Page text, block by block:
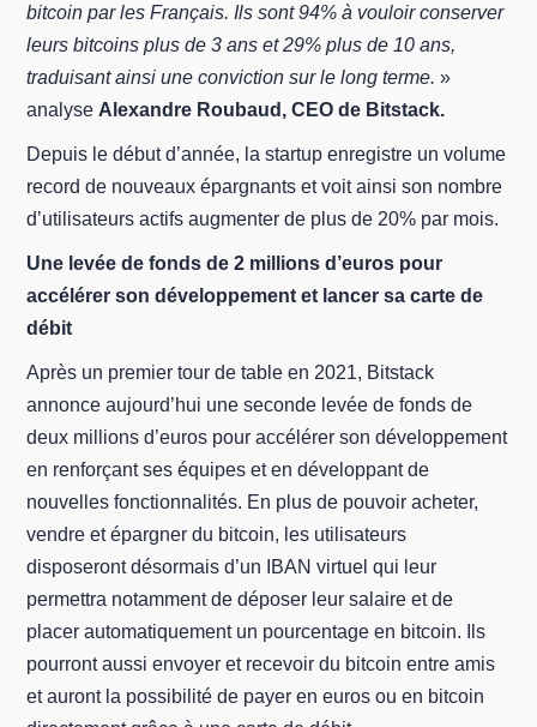
bitcoin par les Français. Ils sont 94% à vouloir conserver
leurs bitcoins plus de 3 ans et 29% plus de 10 ans,
traduisant ainsi une conviction sur le long terme.»
analyse Alexandre Roubaud, CEO de Bitstack.
Depuis le début d’année, la startup enregistre un volume
record de nouveaux épargnants et voit ainsi son nombre
d’utilisateurs actifs augmenter de plus de 20% par mois.
Une levée de fonds de 2 millions d’euros pour
accélérer son développement et lancer sa carte de
débit
Après un premier tour de table en 2021, Bitstack
annonce aujourd’hui une seconde levée de fonds de
deux millions d’euros pour accélérer son développement
en renforçant ses équipes et en développant de
nouvelles fonctionnalités. En plus de pouvoir acheter,
vendre et épargner du bitcoin, les utilisateurs
disposeront désormais d’un IBAN virtuel qui leur
permettra notamment de déposer leur salaire et de
placer automatiquement un pourcentage en bitcoin. Ils
pourront aussi envoyer et recevoir du bitcoin entre amis
et auront la possibilité de payer en euros ou en bitcoin